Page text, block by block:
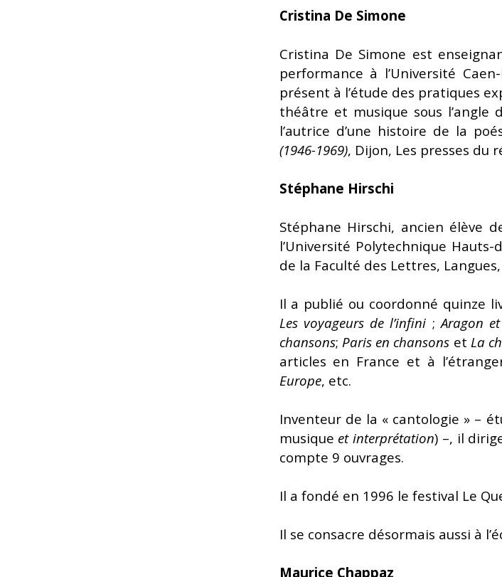
Cristina De Simone
Cristina De Simone est
performance à l’Université
présent à l’étude des pratiques
théâtre et musique sous l’angle
l’autrice d’une histoire de la
(1946-1969), Dijon, Les presses du
Stéphane Hirschi
Stéphane Hirschi, ancien élève
l’Université Polytechnique
de la Faculté des Lettres,
Il a publié ou coordonné quinze
Les voyageurs de l’infini ;Aragon
chansons; Paris en chansons etLa
articles en France et à
Europe, etc.
Inventeur de la « cantologie » –
musique et interprétation) –, il
compte 9 ouvrages.
Il a fondé en 1996 le festival Le
Il se consacre désormais aussi à
Maurice Chappaz